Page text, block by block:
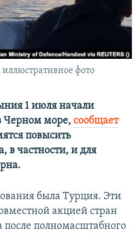
фото
1 июля начали
Черном море, сообщает
повысить
в частности, и для
была Турция. Эти
акцией стран
после полномасштабного